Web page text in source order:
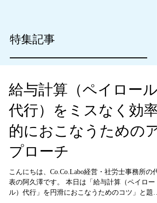
特集記事
給与計算（ペイロール
代行）をミスなく効率
的におこなうためのア
プローチ
こんにちは、Co.Co.Labo経営・社労士事務所の代
表の阿久澤です。 本日は「給与計算（ペイロー
ル）代行」を円滑におこなうためのコツ」と題し